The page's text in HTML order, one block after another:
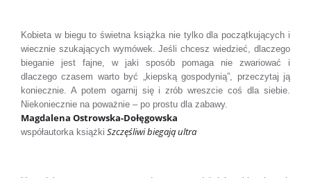
Kobieta w biegu to świetna książka nie tylko dla początkujących i
wiecznie szukających wymówek. Jeśli chcesz wiedzieć, dlaczego
bieganie jest fajne, w jaki sposób pomaga nie zwariować i
dlaczego czasem warto być „kiepską gospodynią”, przeczytaj ją
koniecznie. A potem ogarnij się i zrób wreszcie coś dla siebie.
Niekoniecznie na poważnie – po prostu dla zabawy.
Magdalena Ostrowska-Dołęgowska
współautorka książki Szczęśliwi biegają ultra